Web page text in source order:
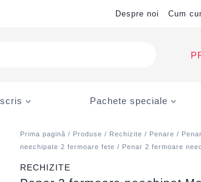
Despre noi Cum
Pachete speciale
Prima pagină / Produse / Rechizite / Penare /
neechipate 2 fermoare fete / Penar 2 fermoare
RECHIZITE